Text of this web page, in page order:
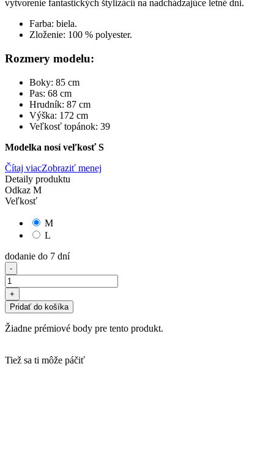
vytvorenie fantastických štylizácií na nadchádzajúce letné dni.
Farba: biela.
Zloženie: 100 % polyester.
Rozmery modelu:
Boky: 85 cm
Pas: 68 cm
Hrudník: 87 cm
Výška: 172 cm
Veľkosť topánok: 39
Modelka nosí veľkosť S
Čítaj viacZobraziť menej
Detaily produktu
Odkaz M
Veľkosť
M
L
dodanie do 7 dní
-
+
Pridať do košíka
Žiadne prémiové body pre tento produkt.
Tiež sa ti môže páčiť